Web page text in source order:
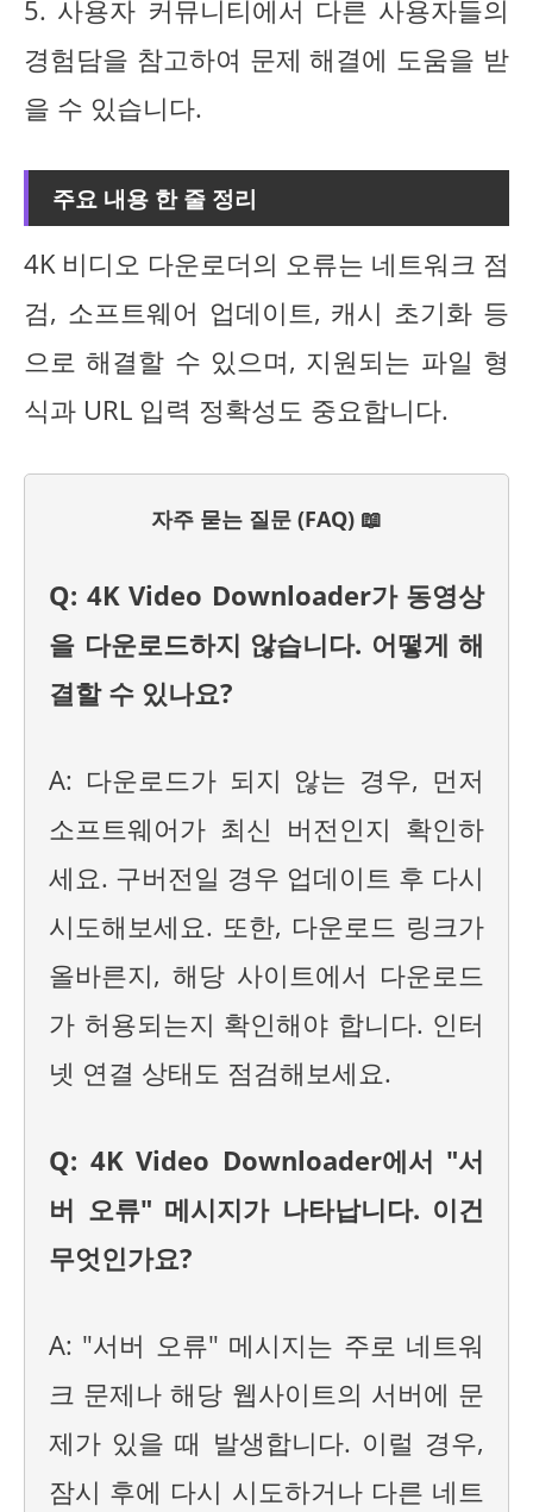
5. 사용자 커뮤니티에서 다른 사용자들의
경험담을 참고하여 문제 해결에 도움을 받
을 수 있습니다.
주요 내용 한 줄 정리
4K 비디오 다운로더의 오류는 네트워크 점
검, 소프트웨어 업데이트, 캐시 초기화 등
으로 해결할 수 있으며, 지원되는 파일 형
식과 URL 입력 정확성도 중요합니다.
자주 묻는 질문 (FAQ) 📖
Q: 4K Video Downloader가 동영상
을 다운로드하지 않습니다. 어떻게 해
결할 수 있나요?
A: 다운로드가 되지 않는 경우, 먼저
소프트웨어가 최신 버전인지 확인하
세요. 구버전일 경우 업데이트 후 다시
시도해보세요. 또한, 다운로드 링크가
올바른지, 해당 사이트에서 다운로드
가 허용되는지 확인해야 합니다. 인터
넷 연결 상태도 점검해보세요.
Q: 4K Video Downloader에서 "서
버 오류" 메시지가 나타납니다. 이건
무엇인가요?
A: "서버 오류" 메시지는 주로 네트워
크 문제나 해당 웹사이트의 서버에 문
제가 있을 때 발생합니다. 이럴 경우,
잠시 후에 다시 시도하거나 다른 네트